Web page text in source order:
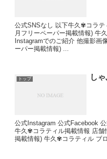
公式SNSなし 以下牛久✾コラテ
月フリーペーパー掲載情報) 牛
Instagramでのご紹介 他撮影画
ーパー掲載情報) ...
トップ し
公式Instagram 公式Facebook
牛久✾コラティル掲載情報 店舗
掲載情報) 牛久✾コラティル ブ